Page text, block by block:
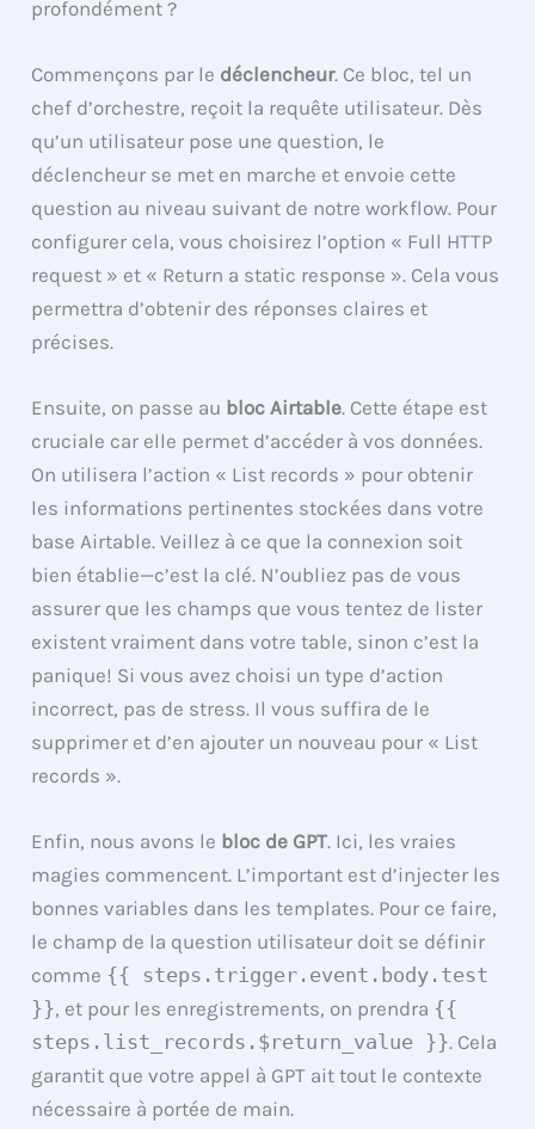
profondément ?
Commençons par le déclencheur. Ce bloc, tel un
chef d’orchestre, reçoit la requête utilisateur. Dès
qu’un utilisateur pose une question, le
déclencheur se met en marche et envoie cette
question au niveau suivant de notre workflow. Pour
configurer cela, vous choisirez l’option « Full HTTP
request » et « Return a static response ». Cela vous
permettra d’obtenir des réponses claires et
précises.
Ensuite, on passe au bloc Airtable. Cette étape est
cruciale car elle permet d’accéder à vos données.
On utilisera l’action « List records » pour obtenir
les informations pertinentes stockées dans votre
base Airtable. Veillez à ce que la connexion soit
bien établie—c’est la clé. N’oubliez pas de vous
assurer que les champs que vous tentez de lister
existent vraiment dans votre table, sinon c’est la
panique! Si vous avez choisi un type d’action
incorrect, pas de stress. Il vous suffira de le
supprimer et d’en ajouter un nouveau pour « List
records ».
Enfin, nous avons le bloc de GPT. Ici, les vraies
magies commencent. L’important est d’injecter les
bonnes variables dans les templates. Pour ce faire,
le champ de la question utilisateur doit se définir
comme {{ steps.trigger.event.body.test
}}, et pour les enregistrements, on prendra {{
steps.list_records.$return_value }}. Cela
garantit que votre appel à GPT ait tout le contexte
nécessaire à portée de main.